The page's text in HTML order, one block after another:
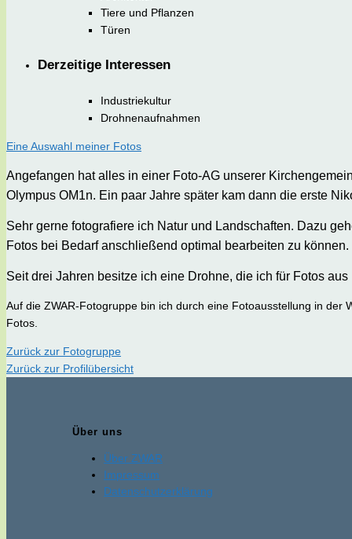
Tiere und Pflanzen
Türen
Derzeitige Interessen
Industriekultur
Drohnenaufnahmen
Eine Auswahl meiner Fotos
Angefangen hat alles in einer Foto-AG unserer
Olympus OM1n. Ein paar Jahre später kam dann die erste
Sehr gerne fotografiere ich Natur und Landschaften. Dazu
Fotos bei Bedarf anschließend optimal bearbeiten zu
Seit drei Jahren besitze ich eine Drohne, die ich für Fotos
Auf die ZWAR-Fotogruppe bin ich durch eine Fotoausstellung in
Fotos.
Zurück zur Fotogruppe
Zurück zur Profilübersicht
Über uns
Über ZWAR
Impressum
Datenschutzerklärung